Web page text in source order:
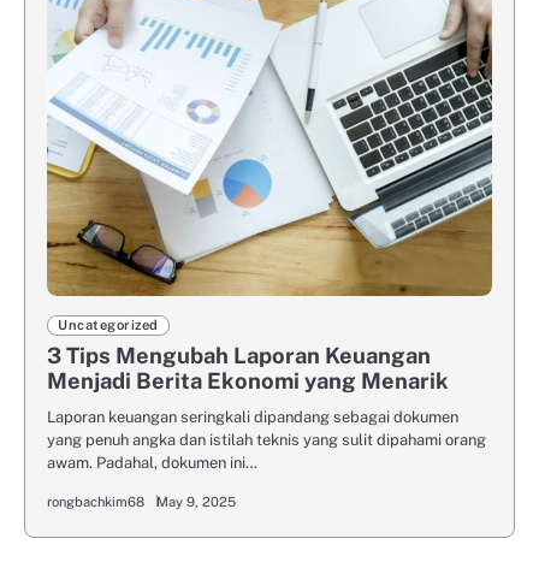
Uncategorized
3 Tips Mengubah Laporan Keuangan
Menjadi Berita Ekonomi yang Menarik
Laporan keuangan seringkali dipandang sebagai dokumen
yang penuh angka dan istilah teknis yang sulit dipahami orang
awam. Padahal, dokumen ini…
rongbachkim68 May 9, 2025